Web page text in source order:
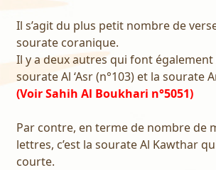
Il s’agit du plus petit nombre de
sourate coranique.
Il y a deux autres qui font
sourate Al ‘Asr (n°103) et la sourate
(Voir Sahih Al Boukhari n°5051)
Par contre, en terme de nombre de
lettres, c’est la sourate Al Kawthar
courte.